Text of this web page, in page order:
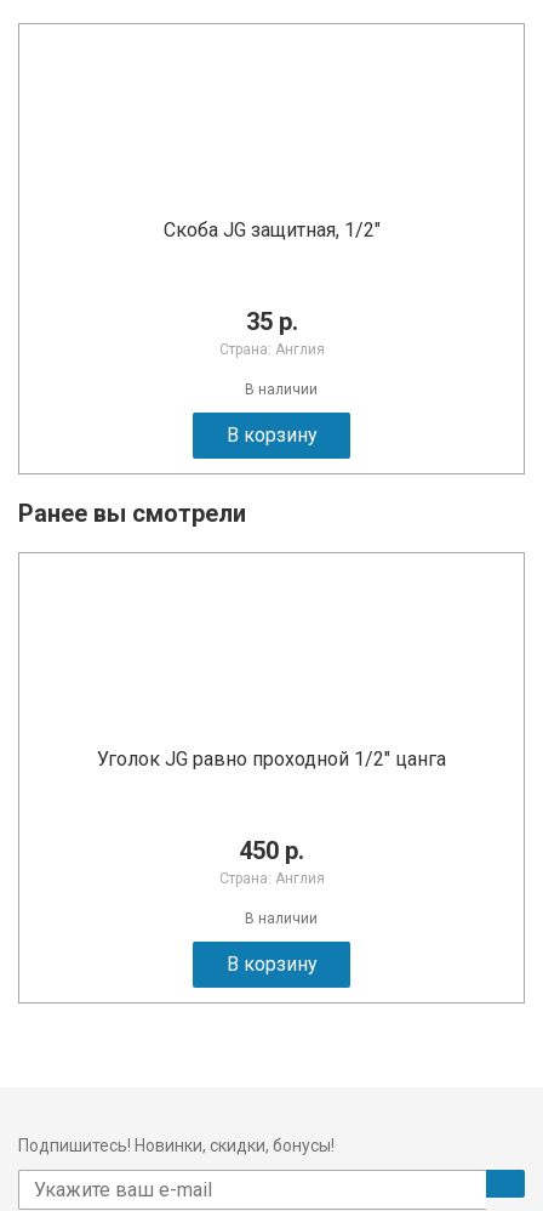
Скоба JG защитная, 1/2"
35 р.
Страна: Англия
В наличии
В корзину
Ранее вы смотрели
Уголок JG равно проходной 1/2" цанга
450 р.
Страна: Англия
В наличии
В корзину
Подпишитесь! Новинки, скидки, бонусы!